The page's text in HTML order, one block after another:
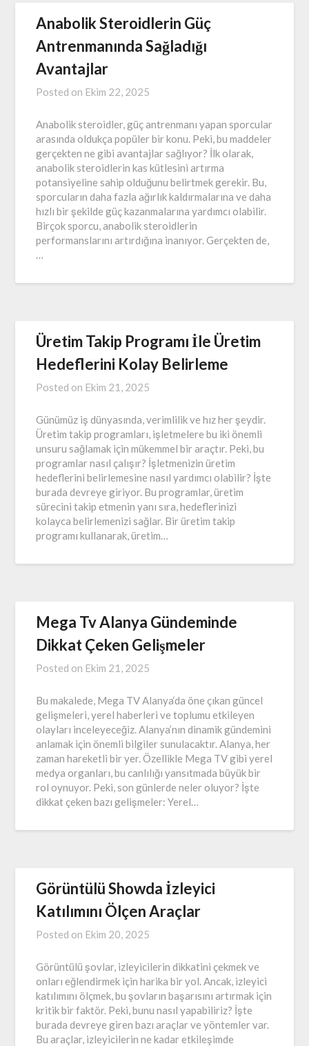
Anabolik Steroidlerin Güç
Antrenmanında Sağladığı
Avantajlar
Posted on Ekim 22, 2025
Anabolik steroidler, güç antrenmanı yapan sporcular
arasında oldukça popüler bir konu. Peki, bu maddeler
gerçekten ne gibi avantajlar sağlıyor? İlk olarak,
anabolik steroidlerin kas kütlesini artırma
potansiyeline sahip olduğunu belirtmek gerekir. Bu,
sporcuların daha fazla ağırlık kaldırmalarına ve daha
hızlı bir şekilde güç kazanmalarına yardımcı olabilir.
Birçok sporcu, anabolik steroidlerin
performanslarını artırdığına inanıyor. Gerçekten de,
…
Üretim Takip Programı İle Üretim
Hedeflerini Kolay Belirleme
Posted on Ekim 21, 2025
Günümüz iş dünyasında, verimlilik ve hız her şeydir.
Üretim takip programları, işletmelere bu iki önemli
unsuru sağlamak için mükemmel bir araçtır. Peki, bu
programlar nasıl çalışır? İşletmenizin üretim
hedeflerini belirlemesine nasıl yardımcı olabilir? İşte
burada devreye giriyor. Bu programlar, üretim
sürecini takip etmenin yanı sıra, hedeflerinizi
kolayca belirlemenizi sağlar. Bir üretim takip
programı kullanarak, üretim…
Mega Tv Alanya Gündeminde
Dikkat Çeken Gelişmeler
Posted on Ekim 21, 2025
Bu makalede, Mega TV Alanya‘da öne çıkan güncel
gelişmeleri, yerel haberleri ve toplumu etkileyen
olayları inceleyeceğiz. Alanya’nın dinamik gündemini
anlamak için önemli bilgiler sunulacaktır. Alanya, her
zaman hareketli bir yer. Özellikle Mega TV gibi yerel
medya organları, bu canlılığı yansıtmada büyük bir
rol oynuyor. Peki, son günlerde neler oluyor? İşte
dikkat çeken bazı gelişmeler: Yerel…
Görüntülü Showda İzleyici
Katılımını Ölçen Araçlar
Posted on Ekim 20, 2025
Görüntülü şovlar, izleyicilerin dikkatini çekmek ve
onları eğlendirmek için harika bir yol. Ancak, izleyici
katılımını ölçmek, bu şovların başarısını artırmak için
kritik bir faktör. Peki, bunu nasıl yapabiliriz? İşte
burada devreye giren bazı araçlar ve yöntemler var.
Bu araçlar, izleyicilerin ne kadar etkileşimde